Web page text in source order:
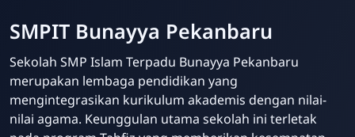
SMPIT Bunayya Pekanbaru
Sekolah SMP Islam Terpadu Bunayya Pekanbaru
merupakan lembaga pendidikan yang
mengintegrasikan kurikulum akademis dengan nilai-
nilai agama. Keunggulan utama sekolah ini terletak